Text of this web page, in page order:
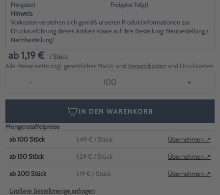
Freigabe)
Freigabe folgt)
Hinweis:
Vorkosten verstehen sich gemäß unseren Produktinformationen zur
Druckausführung dieses Artikels sowie auf Ihre Bestellung: Neubestellung /
Nachbestellung?
ab 1,19 €
/ Stück
Alle Preise netto zzgl. gesetzlicher MwSt. und Versandkosten und Druckkosten
− +
IN DEN WARENKORB
Mengenstaffelpreise
ab100 Stück 1,49 € / Stück Übernehmen ↗
ab150 Stück 1,29 € / Stück Übernehmen ↗
ab 200 Stück 1,19 € / Stück Übernehmen ↗
Größere Bestellmenge anfragen